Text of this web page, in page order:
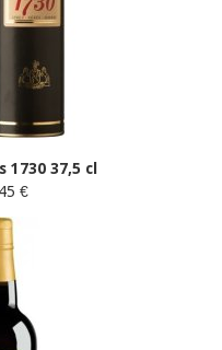
1730 37,5 cl
€